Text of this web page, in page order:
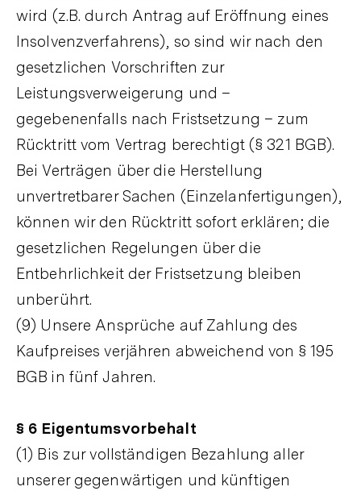
wird (z.B. durch Antrag auf Eröffnung eines
Insolvenzverfahrens), so sind wir nach den
gesetzlichen Vorschriften zur
Leistungsverweigerung und –
gegebenenfalls nach Fristsetzung – zum
Rücktritt vom Vertrag berechtigt (§ 321 BGB).
Bei Verträgen über die Herstellung
unvertretbarer Sachen (Einzelanfertigungen),
können wir den Rücktritt sofort erklären; die
gesetzlichen Regelungen über die
Entbehrlichkeit der Fristsetzung bleiben
unberührt.
(9) Unsere Ansprüche auf Zahlung des
Kaufpreises verjähren abweichend von § 195
BGB in fünf Jahren.
§ 6 Eigentumsvorbehalt
(1) Bis zur vollständigen Bezahlung aller
unserer gegenwärtigen und künftigen